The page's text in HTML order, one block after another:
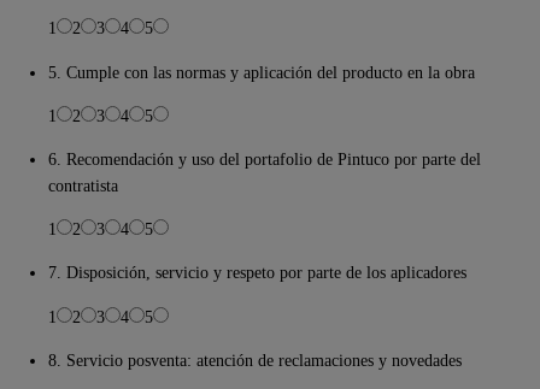
1 2 3 4 5
5. Cumple con las normas y aplicación del producto en la obra
1 2 3 4 5
6. Recomendación y uso del portafolio de Pintuco por parte del
contratista
1 2 3 4 5
7. Disposición, servicio y respeto por parte de los aplicadores
1 2 3 4 5
8. Servicio posventa: atención de reclamaciones y novedades